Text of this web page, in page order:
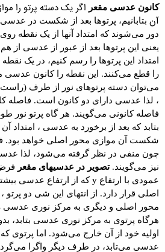
کانون عدسی مقعر اگر یک دسته پرتو را
آن بتابانیم، پرتوها بعد از شکست در
دور می‌شوند که
امتداد آنها از یک نقطه
یعنی این پرتوها بعد از عبور از عدسی از
امتداد این پرتوها را رسم کنیم، در یک
را قطع می‌کنند. این نقطه را
کانون عدسی
می‌توان دسته پرتوهای نور از طرف (راست
، لذا عدسی دارای دو کانون است. فاصله
فاصله کانونی می‌گویند. هر گاه پرتو نور
بتابد که بعد از برخورد به عدسی ، امتداد آن
شکست آن موازی محور اصلی خواهد بود.
چون منفی در نظر گرفته می‌شود، لذا
نیز می‌گویند.تصویر در عدسیهای مقعر
عمودی با ارتفاع
که از ارتفاع عدسی
اصلی قرار دارد. از انتهای این شی دو پرتو
محور اصلی و دیگری به مرکز نوری عدسی
هرگاه پرتوی به مرکز نوری عدسی بتابد،
اولیه خود از آن خارج می‌شود. اما پرتوی
عدسی می‌تابد، در طرف دیگر واگرا